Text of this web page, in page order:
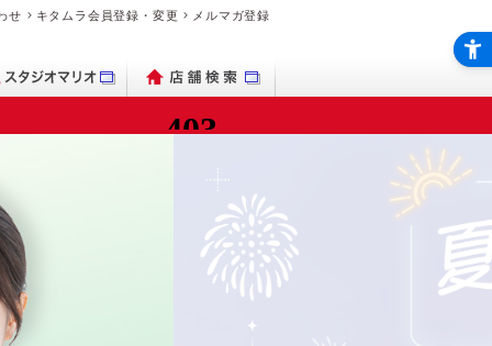
せ キタムラ会員登録・変更 メルマガ登録